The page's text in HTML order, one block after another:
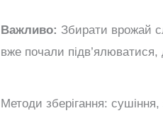
Важливо: Збирати врожай
вже почали
Методи зберігання: